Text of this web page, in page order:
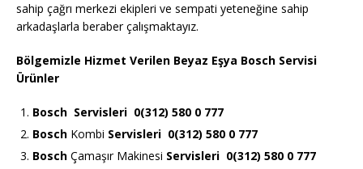
sahip çağrı merkezi ekipleri ve sempati yeteneğine sahip
arkadaşlarla beraber çalışmaktayız.
Bölgemizle Hizmet Verilen Beyaz Eşya Bosch Servisi
Ürünler
Bosch Servisleri 0(312) 580 0 777
Bosch Kombi Servisleri 0(312) 580 0 777
Bosch Çamaşır Makinesi Servisleri 0(312) 580 0 777